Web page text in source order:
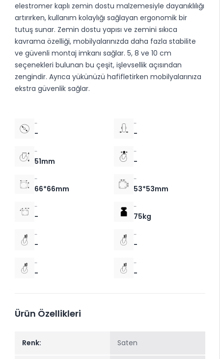
elestromer kaplı zemin dostu malzemesiyle dayanıklılığı
artırırken, kullanım kolaylığı sağlayan ergonomik bir
tutuş sunar. Zemin dostu yapısı ve zemini sıkıca
kavrama özelliği, mobilyalarınızda daha fazla stabilite
ve güvenli montaj imkanı sağlar. 5, 8 ve 10 cm
seçenekleri bulunan bu çeşit, işlevsellik açısından
zengindir. Ayrıca yükünüzü hafifletirken mobilyalarınıza
ekstra güvenlik sağlar.
-
-
-
-
-
51mm
-
-
-
66*66mm
-
53*53mm
-
-
-
75kg
-
-
-
-
-
-
-
-
Ürün Özellikleri
Renk: Saten